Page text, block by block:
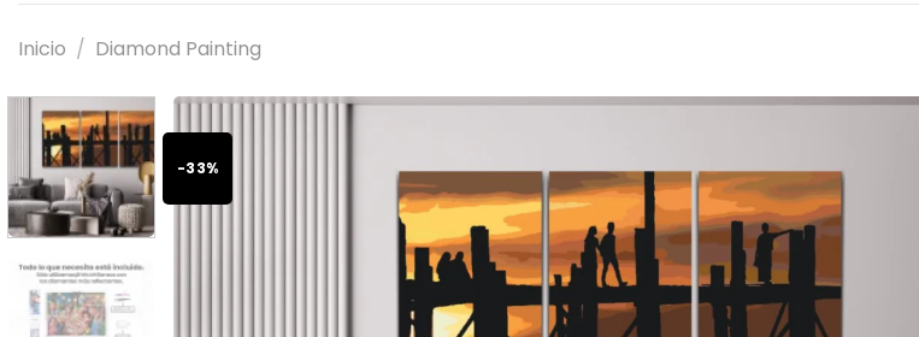
Inicio / Diamond Painting
-33%